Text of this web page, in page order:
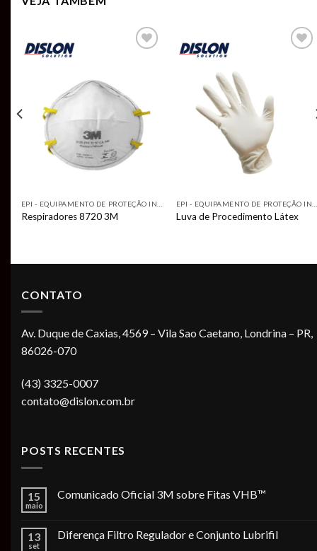
Respiradores 8720 3M Luva de Procedimento Látex
CONTATO
Av. Duque de Caxias, 4569 – Vila Sao Caetano, Londrina – PR,
86026-070
(43) 3325-0007
contato@dislon.com.br
POSTS RECENTES
15
maio
Comunicado Oficial 3M sobre Fitas VHB™
13
set
Diferença Filtro Regulador e Conjunto Lubrifil